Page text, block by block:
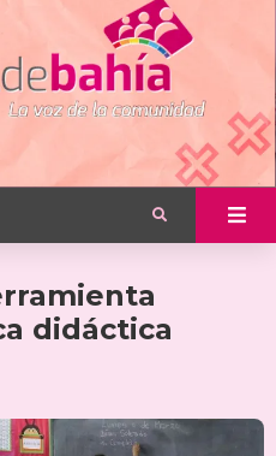
didáctica